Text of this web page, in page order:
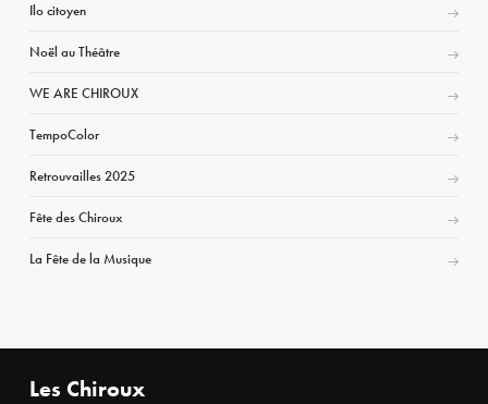
Ilo citoyen
Noël au Théâtre
WE ARE CHIROUX
TempoColor
Retrouvailles 2025
Fête des Chiroux
La Fête de la Musique
Les Chiroux